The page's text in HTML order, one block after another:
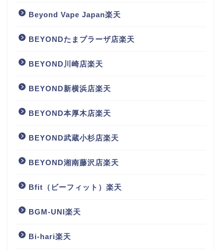
Beyond Vape Japan楽天
BEYONDたまプラーザ店楽天
BEYOND川崎店楽天
BEYOND新横浜店楽天
BEYOND本厚木店楽天
BEYOND武蔵小杉店楽天
BEYOND湘南藤沢店楽天
Bfit（ビーフィット）楽天
BGM‐UNI楽天
Bi-hari楽天